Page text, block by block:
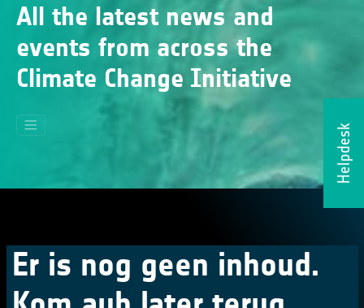
Helpdesk
All the latest news and
events from across the
Climate Change Initiative
Er is nog geen inhoud.